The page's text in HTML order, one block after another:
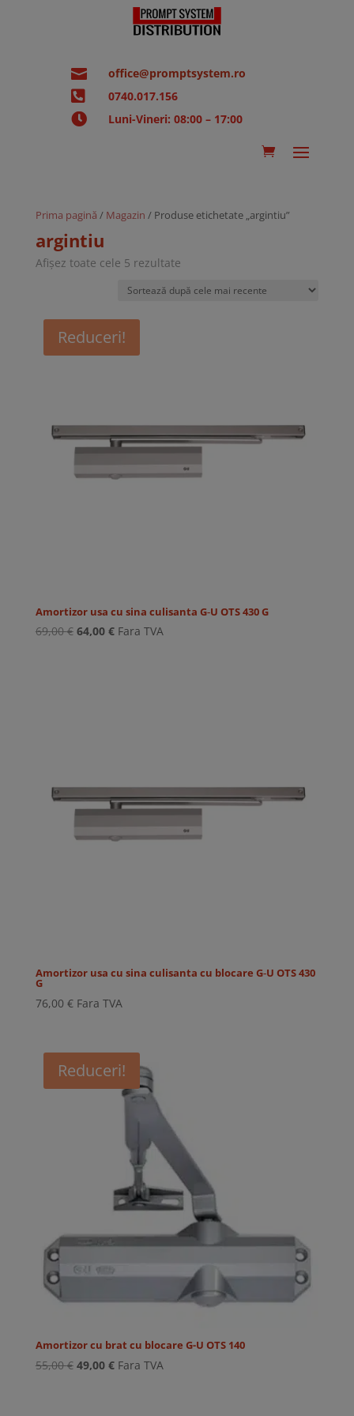
 office@promptsystem.ro
 0740.017.156
 Luni-Vineri: 08:00 – 17:00
Prima pagină / Magazin / Produse etichetate „argintiu”
argintiu
Afișez toate cele 5 rezultateSortat
cele
mai
Reduceri!
Amortizor usa cu sina culisanta G‑U OTS 430 G
69,00€ Prețul
64,00 €Prețul
Fara TVA
Amortizor usa cu sina culisanta cu blocare G‑U OTS 430
G
76,00 € Fara TVA
Reduceri!
Amortizor cu brat cu blocare G-U OTS 140
55,00€ Prețul
49,00 €Prețul
Fara TVA